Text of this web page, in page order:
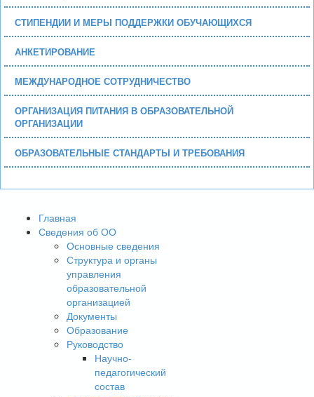
СТИПЕНДИИ И МЕРЫ ПОДДЕРЖКИ ОБУЧАЮЩИХСЯ
АНКЕТИРОВАНИЕ
МЕЖДУНАРОДНОЕ СОТРУДНИЧЕСТВО
ОРГАНИЗАЦИЯ ПИТАНИЯ В ОБРАЗОВАТЕЛЬНОЙ
ОРГАНИЗАЦИИ
ОБРАЗОВАТЕЛЬНЫЕ СТАНДАРТЫ И ТРЕБОВАНИЯ
Главная
Сведения об ОО
Основные сведения
Структура и органы
управления
образовательной
организацией
Документы
Образование
Руководство
Научно-
педагогический
состав